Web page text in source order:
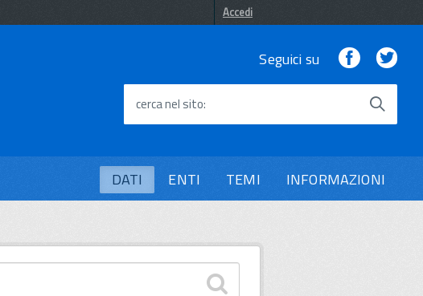
Accedi
Seguici su Facebook
cerca nel sito
DATI ENTI TEMI INFORMAZIONI